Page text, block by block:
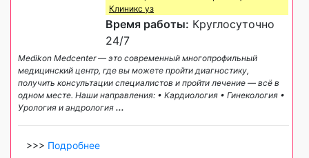
Клиникс уз
Время работы: Круглосуточно
24/7
Medikon Medcenter — это современный многопрофильный
медицинский центр, где вы можете пройти диагностику,
получить консультации специалистов и пройти лечение — всё в
одном месте. Наши направления: • Кардиология • Гинекология •
Урология и андрология ...
>>> Подробнее